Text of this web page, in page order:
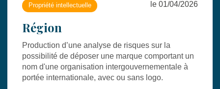
Propriété intellectuelle le 01/04/2026
Région
Production d’une analyse de risques sur la
possibilité de déposer une marque comportant un
nom d'une organisation intergouvernementale à
portée internationale, avec ou sans logo.